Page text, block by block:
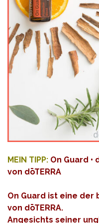
MEIN TIPP: On Guard
von dōTERRA
On Guard ist eine
von dōTERRA.
Angesichts seiner